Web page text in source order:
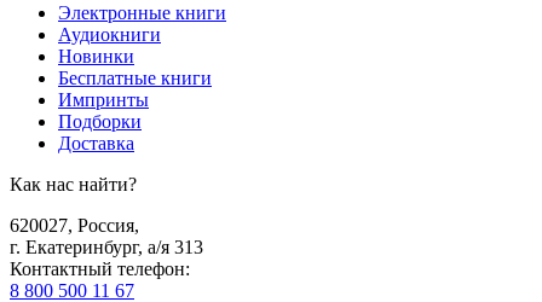
Электронные книги
Аудиокниги
Новинки
Бесплатные книги
Импринты
Подборки
Доставка
Как нас найти?
620027, Россия,
г. Екатеринбург, а/я 313
Контактный телефон:
8 800 500 11 67